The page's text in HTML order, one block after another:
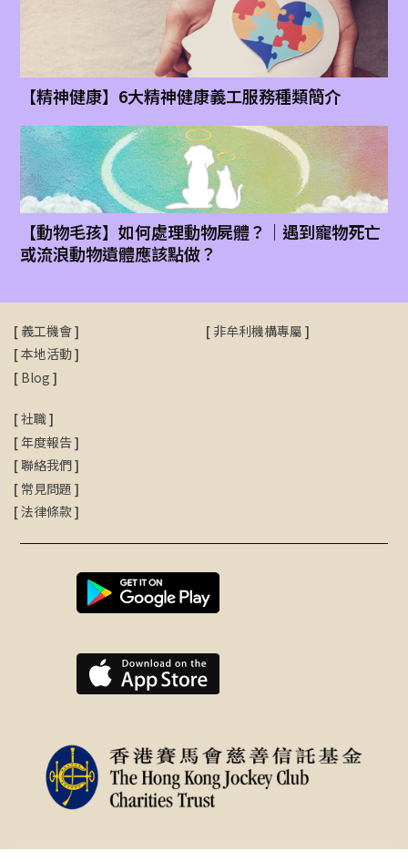
【精神健康】6大精神健康義工服務種類簡介
【動物毛孩】如何處理動物屍體？｜遇到寵物死亡
或流浪動物遺體應該點做？
[義工機會]
[本地活動]
[Blog ]
[ 非牟利機構專屬]
[社職]
[年度報告]
[聯絡我們]
[常見問題 ]
[法律條款 ]